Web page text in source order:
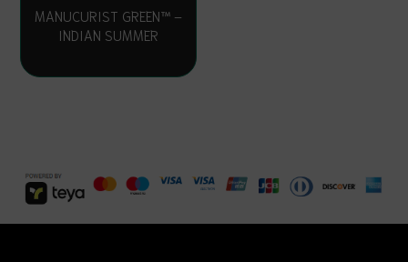
MANUCURIST GREEN™ –
INDIAN SUMMER